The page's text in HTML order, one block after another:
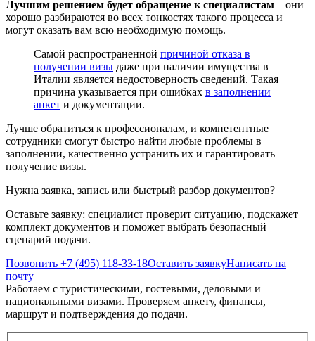
Лучшим решением будет обращение к специалистам – они
хорошо разбираются во всех тонкостях такого процесса и
могут оказать вам всю необходимую помощь.
Самой распространенной причиной отказа в
получении визы даже при наличии имущества в
Италии является недостоверность сведений. Такая
причина указывается при ошибках в заполнении
анкет и документации.
Лучше обратиться к профессионалам, и компетентные
сотрудники смогут быстро найти любые проблемы в
заполнении, качественно устранить их и гарантировать
получение визы.
Нужна заявка, запись или быстрый разбор документов?
Оставьте заявку: специалист проверит ситуацию, подскажет
комплект документов и поможет выбрать безопасный
сценарий подачи.
Позвонить +7 (495) 118-33-18Оставить заявкуНаписать на
почту
Работаем с туристическими, гостевыми, деловыми и
национальными визами. Проверяем анкету, финансы,
маршрут и подтверждения до подачи.